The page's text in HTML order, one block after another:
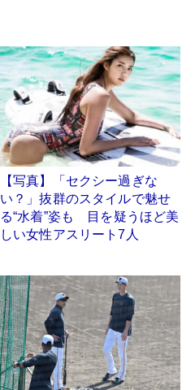
【写真】「セクシー過ぎな
い？」抜群のスタイルで魅せ
る“水着”姿も 目を疑うほど美
しい女性アスリート7人